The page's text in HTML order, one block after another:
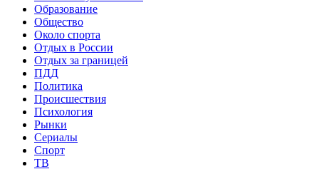
Образование
Общество
Около спорта
Отдых в России
Отдых за границей
ПДД
Политика
Происшествия
Психология
Рынки
Сериалы
Спорт
ТВ